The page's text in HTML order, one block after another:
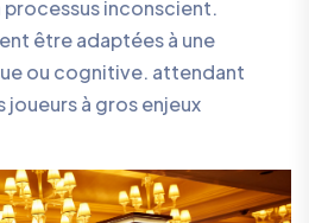
inconscient.
être adaptées à une
ou cognitive. attendant
à gros enjeux